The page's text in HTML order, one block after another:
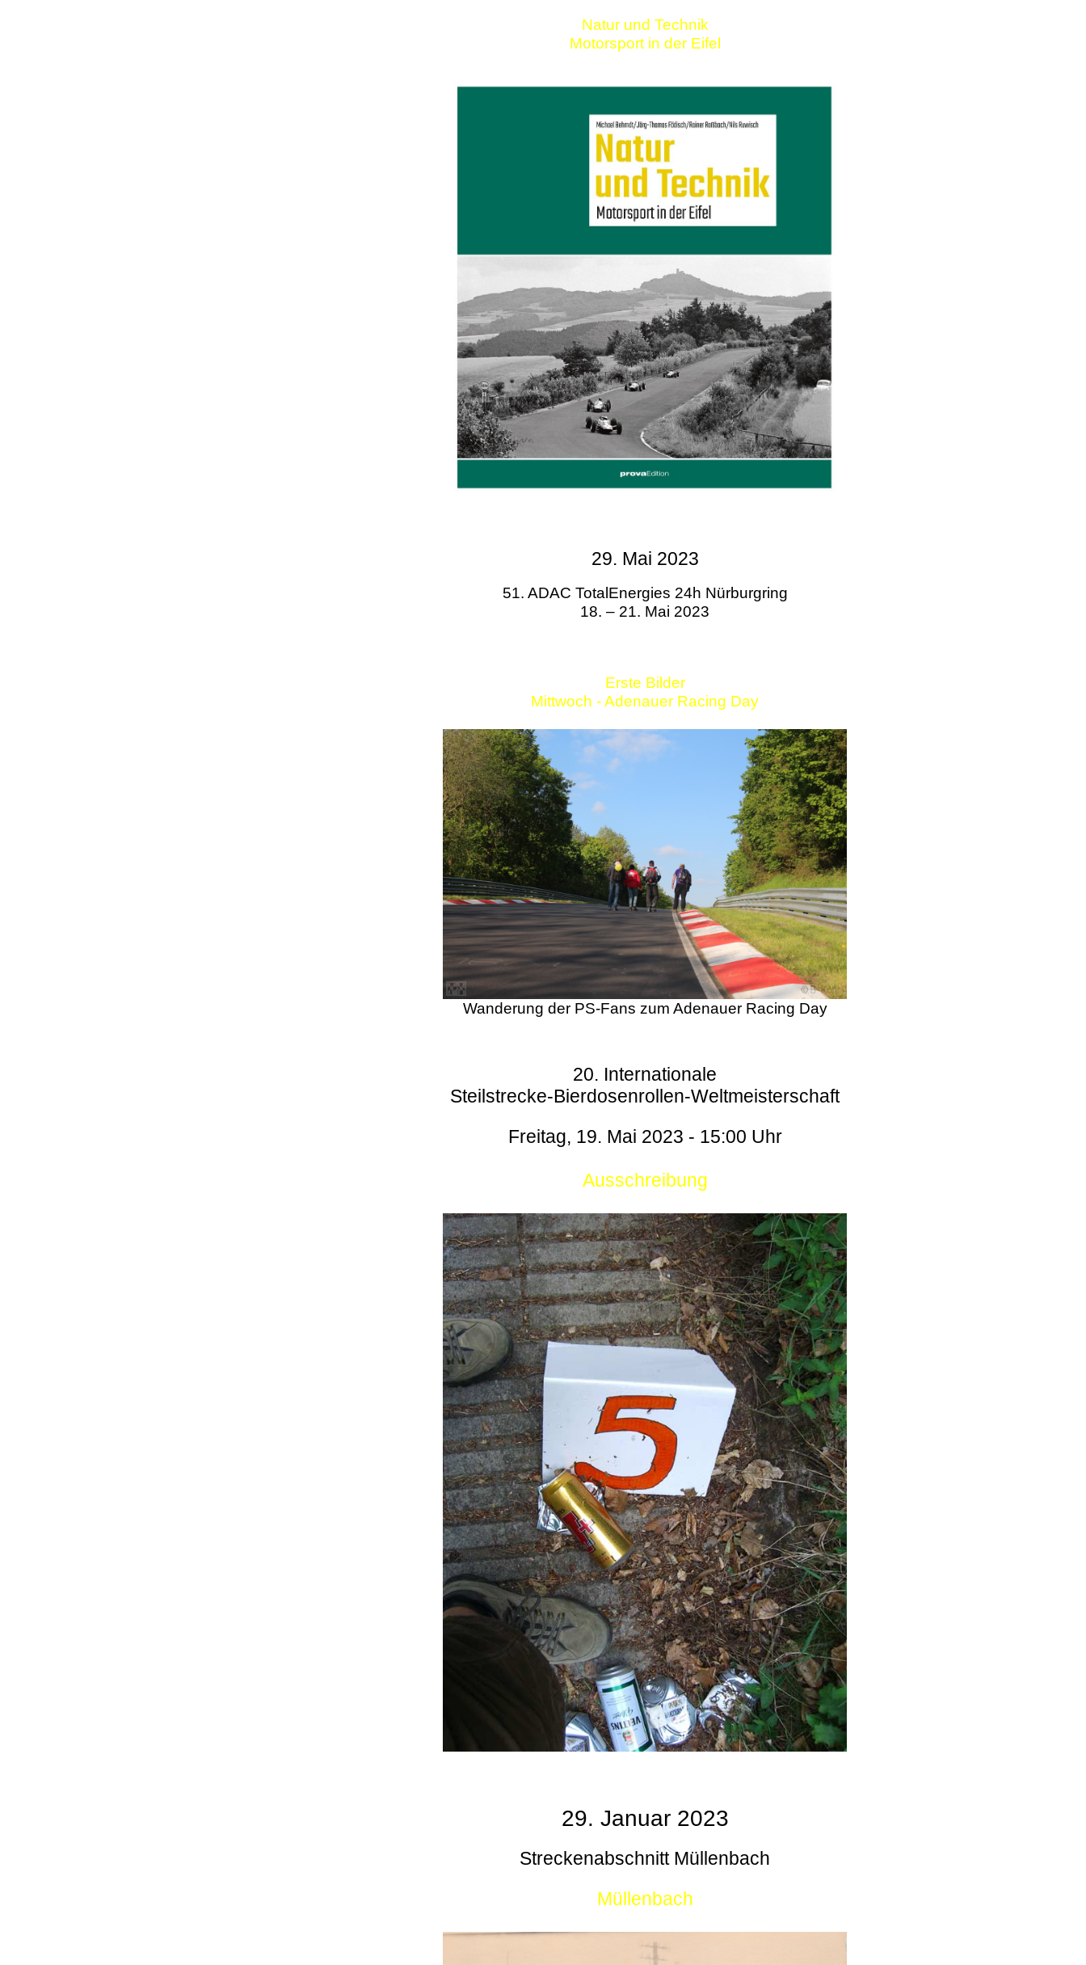
Natur und Technik
Motorsport in der Eifel
29. Mai 2023
51. ADAC TotalEnergies 24h Nürburgring
18. – 21. Mai 2023
Erste Bilder
Mittwoch - Adenauer Racing Day
Wanderung der PS-Fans zum Adenauer Racing Day
20. Internationale
Steilstrecke-Bierdosenrollen-Weltmeisterschaft
Freitag, 19. Mai 2023 - 15:00 Uhr
Ausschreibung
29. Januar 2023
Streckenabschnitt Müllenbach
Müllenbach